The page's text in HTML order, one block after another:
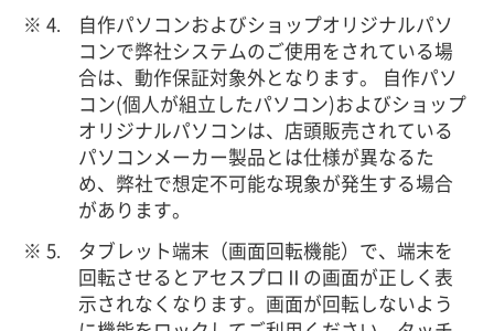
自作パソコンおよびショップオリジナルパソ
コンで弊社システムのご使用をされている場
合は、動作保証対象外となります。 自作パソ
コン(個人が組立したパソコン)およびショップ
オリジナルパソコンは、店頭販売されている
パソコンメーカー製品とは仕様が異なるた
め、弊社で想定不可能な現象が発生する場合
があります。
タブレット端末（画面回転機能）で、端末を
回転させるとアセスプロⅡの画面が正しく表
示されなくなります。画面が回転しないよう